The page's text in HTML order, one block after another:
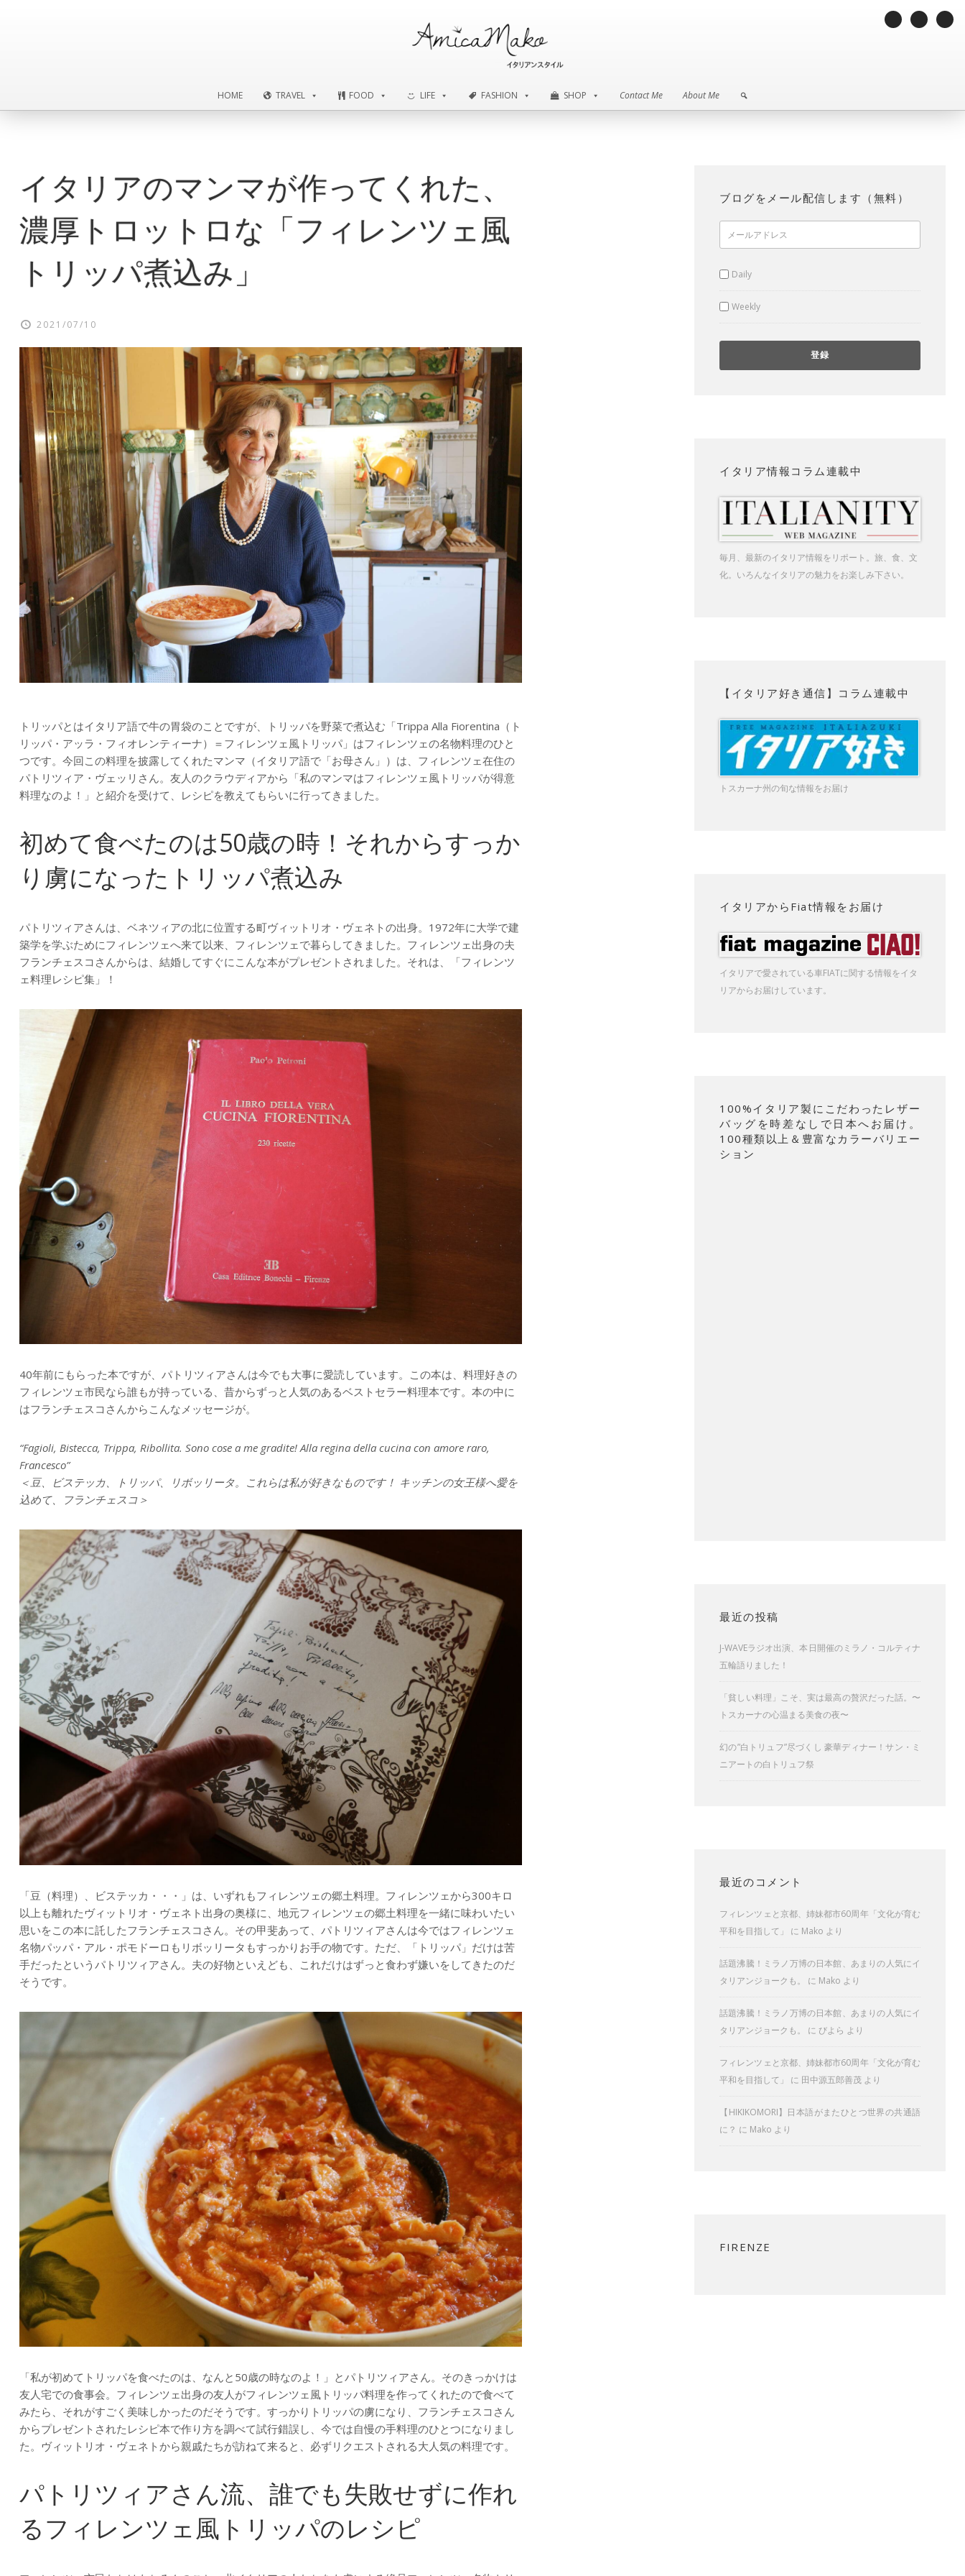
HOME TRAVEL FOOD LIFE FASHION SHOP Contact Me About Me
イタリアのマンマが作ってくれた、
濃厚トロットロな「フィレンツェ風
トリッパ煮込み」
2021/07/10
トリッパとはイタリア語で牛の胃袋のことですが、トリッパを野菜で煮込む「Trippa Alla Fiorentina（ト
リッパ・アッラ・フィオレンティーナ）＝フィレンツェ風トリッパ」はフィレンツェの名物料理のひと
つです。今回この料理を披露してくれたマンマ（イタリア語で「お母さん」）は、フィレンツェ在住の
パトリツィア・ヴェッリさん。友人のクラウディアから「私のマンマはフィレンツェ風トリッパが得意
料理なのよ！」と紹介を受けて、レシピを教えてもらいに行ってきました。
初めて食べたのは50歳の時！それからすっか
り虜になったトリッパ煮込み
パトリツィアさんは、ベネツィアの北に位置する町ヴィットリオ・ヴェネトの出身。1972年に大学で建
築学を学ぶためにフィレンツェへ来て以来、フィレンツェで暮らしてきました。フィレンツェ出身の夫
フランチェスコさんからは、結婚してすぐにこんな本がプレゼントされました。それは、「フィレンツ
ェ料理レシピ集」！
40年前にもらった本ですが、パトリツィアさんは今でも大事に愛読しています。この本は、料理好きの
フィレンツェ市民なら誰もが持っている、昔からずっと人気のあるベストセラー料理本です。本の中に
はフランチェスコさんからこんなメッセージが。
“Fagioli, Bistecca, Trippa, Ribollita. Sono cose a me gradite! Alla regina della cucina con amore raro,
Francesco”
＜豆、ビステッカ、トリッパ、リボッリータ。これらは私が好きなものです！ キッチンの女王様へ愛を
込めて、フランチェスコ＞
「豆（料理）、ビステッカ・・・」は、いずれもフィレンツェの郷土料理。フィレンツェから300キロ
以上も離れたヴィットリオ・ヴェネト出身の奥様に、地元フィレンツェの郷土料理を一緒に味わいたい
思いをこの本に託したフランチェスコさん。その甲斐あって、パトリツィアさんは今ではフィレンツェ
名物パッパ・アル・ポモドーロもリボッリータもすっかりお手の物です。ただ、「トリッパ」だけは苦
手だったというパトリツィアさん。夫の好物といえども、これだけはずっと食わず嫌いをしてきたのだ
そうです。
「私が初めてトリッパを食べたのは、なんと50歳の時なのよ！」とパトリツィアさん。そのきっかけは
友人宅での食事会。フィレンツェ出身の友人がフィレンツェ風トリッパ料理を作ってくれたので食べて
みたら、それがすごく美味しかったのだそうです。すっかりトリッパの虜になり、フランチェスコさん
からプレゼントされたレシピ本で作り方を調べて試行錯誤し、今では自慢の手料理のひとつになりまし
た。ヴィットリオ・ヴェネトから親戚たちが訪ねて来ると、必ずリクエストされる大人気の料理です。
パトリツィアさん流、誰でも失敗せずに作れ
るフィレンツェ風トリッパのレシピ
ブログをメール配信します（無料）
Daily
Weekly
イタリア情報コラム連載中
毎月、最新のイタリア情報をリポート。旅、食、文
化。いろんなイタリアの魅力をお楽しみ下さい。
【イタリア好き通信】コラム連載中
トスカーナ州の旬な情報をお届け
イタリアからFiat情報をお届け
イタリアで愛されている車FIATに関する情報をイタ
リアからお届けしています。
100%イタリア製にこだわったレザー
バッグを時差なしで日本へお届け。
100種類以上＆豊富なカラーバリエー
ション
最近の投稿
J-WAVEラジオ出演、本日開催のミラノ・コルティナ
五輪語りました！
「貧しい料理」こそ、実は最高の贅沢だった話。〜
トスカーナの心温まる美食の夜〜
幻の”白トリュフ”尽づくし 豪華ディナー！サン・ミ
ニアートの白トリュフ祭
最近のコメント
フィレンツェと京都、姉妹都市60周年「文化が育む
平和を目指して」
に Mako より
話題沸騰！ミラノ万博の日本館、あまりの人気にイ
タリアンジョークも。
に Mako より
話題沸騰！ミラノ万博の日本館、あまりの人気にイ
タリアンジョークも。
にびよら より
フィレンツェと京都、姉妹都市60周年「文化が育む
平和を目指して」
に 田中源五郎善茂 より
【HIKIKOMORI】日本語がまたひとつ世界の共通語
に？ に Mako より
FIRENZE